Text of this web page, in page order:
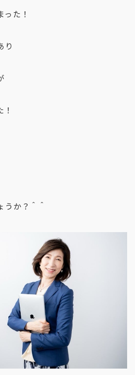
た！
り
うか？＾＾